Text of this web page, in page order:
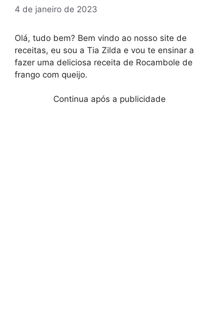
4 de janeiro de 2023
Olá, tudo bem? Bem vindo ao nosso site de
receitas, eu sou a Tia Zilda e vou te ensinar a
fazer uma deliciosa receita de Rocambole de
frango com queijo.
Continua após a publicidade